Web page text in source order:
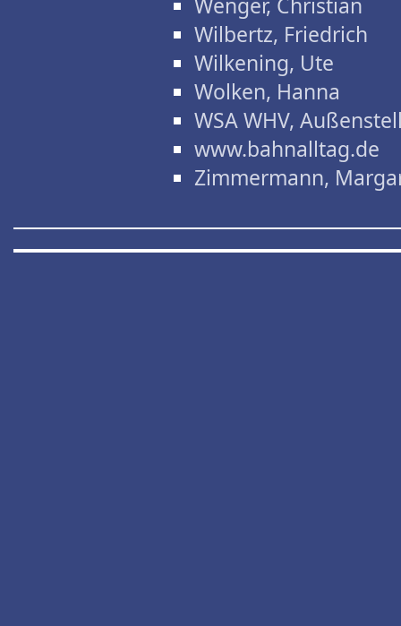
Wilbertz, Friedrich
Wilkening, Ute
Wolken, Hanna
WSA WHV,
www.bahnalltag.de
Zimmermann,